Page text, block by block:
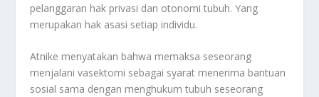
pelanggaran hak privasi dan otonomi tubuh. Yang
merupakan hak asasi setiap individu.
Atnike menyatakan bahwa memaksa seseorang
menjalani vasektomi sebagai syarat menerima bantuan
sosial sama dengan menghukum tubuh seseorang